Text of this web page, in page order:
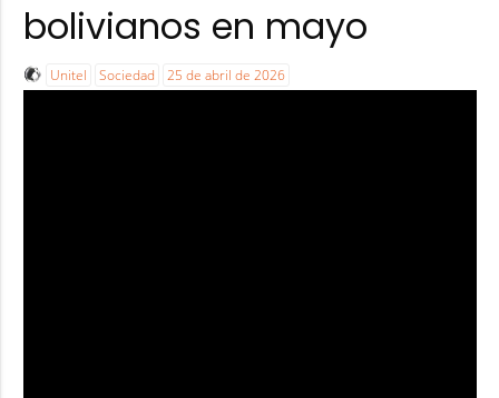
bolivianos en mayo
Unitel Sociedad 25 de abril de 2026